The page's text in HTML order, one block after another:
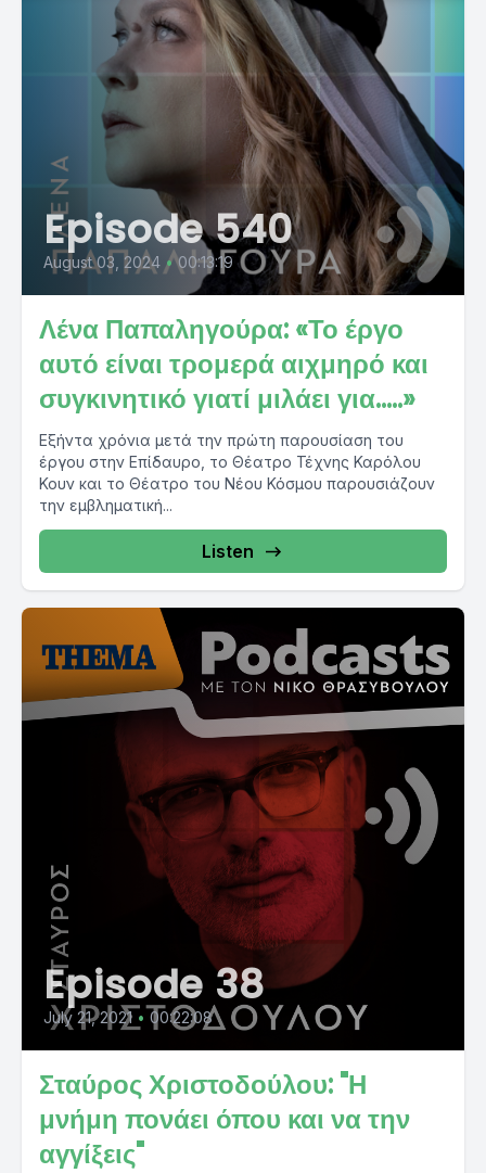
Episode 540
August 03, 2024 • 00:13:19
Λένα Παπαληγούρα: «Το έργο
αυτό είναι τρομερά αιχμηρό και
συγκινητικό γιατί μιλάει για…..»
Εξήντα χρόνια μετά την πρώτη παρουσίαση του
έργου στην Επίδαυρο, το Θέατρο Τέχνης Καρόλου
Κουν και το Θέατρο του Νέου Κόσμου παρουσιάζουν
την εμβληματική...
Listen
Episode 38
July 21, 2021 • 00:22:08
Σταύρος Χριστοδούλου: "Η
μνήμη πονάει όπου και να την
αγγίξεις"